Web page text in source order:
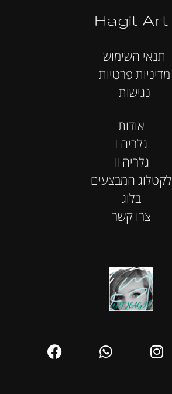
Hagit Art
אודות
I גלריה
II גלריה
לקטלוג המבצעים
בלוג
צרו קשר
תנאי השימוש
מדיניות פרטיות
נגישות